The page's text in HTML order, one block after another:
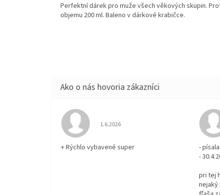
Perfektní dárek pro muže všech věkových skupin.
objemu 200 ml. Baleno v dárkové krabičce.
Hodnotenie obchodu je 5 z 5 hviezdičiek.
1.6.2026
+ Rýchlo vybavené super
-
-
pri tej
nejaký